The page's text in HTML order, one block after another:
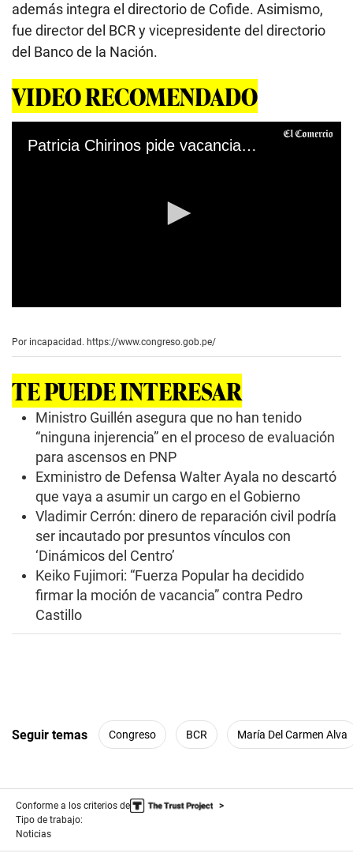
además integra el directorio de Cofide. Asimismo,
fue director del BCR y vicepresidente del directorio
del Banco de la Nación.
VIDEO RECOMENDADO
Patricia Chirinos pide vacancia presidencial
e
n
d
s
Por incapacidad. https://www.congreso.gob.pe/
TE PUEDE INTERESAR
Ministro Guillén asegura que no han tenido
“ninguna injerencia” en el proceso de evaluación
para ascensos en PNP
Exministro de Defensa Walter Ayala no descartó
que vaya a asumir un cargo en el Gobierno
Vladimir Cerrón: dinero de reparación civil podría
ser incautado por presuntos vínculos con
‘Dinámicos del Centro’
Keiko Fujimori: “Fuerza Popular ha decidido
firmar la moción de vacancia” contra Pedro
Castillo
Seguir temas Congreso BCR María Del Carmen Alva
Conforme a los criterios de
Tipo de trabajo:
Noticias